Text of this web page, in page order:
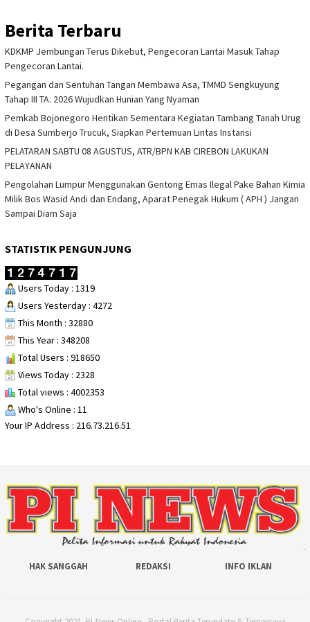
Berita Terbaru
KDKMP Jembungan Terus Dikebut, Pengecoran Lantai Masuk Tahap
Pengecoran Lantai.
Pegangan dan Sentuhan Tangan Membawa Asa, TMMD Sengkuyung
Tahap III TA. 2026 Wujudkan Hunian Yang Nyaman
Pemkab Bojonegoro Hentikan Sementara Kegiatan Tambang Tanah Urug
di Desa Sumberjo Trucuk, Siapkan Pertemuan Lintas Instansi
PELATARAN SABTU 08 AGUSTUS, ATR/BPN KAB CIREBON LAKUKAN
PELAYANAN
Pengolahan Lumpur Menggunakan Gentong Emas Ilegal Pake Bahan Kimia
Milik Bos Wasid Andi dan Endang, Aparat Penegak Hukum ( APH ) Jangan
Sampai Diam Saja
STATISTIK PENGUNJUNG
Users Today : 1319
Users Yesterday : 4272
This Month : 32880
This Year : 348208
Total Users : 918650
Views Today : 2328
Total views : 4002353
Who's Online : 11
Your IP Address : 216.73.216.51
HAK SANGGAH REDAKSI INFO IKLAN